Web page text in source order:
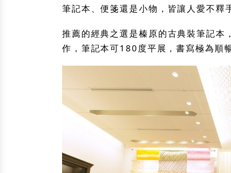
筆記本、便箋還是小物，皆讓人愛不釋
推薦的經典之選是榛原的古典裝筆記本
作，筆記本可180度平展，書寫極為順